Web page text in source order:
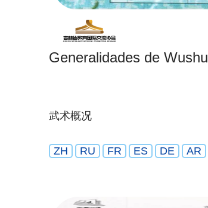
Generalidades de Wushu
武术概况
ZH RU FR ES DE AR